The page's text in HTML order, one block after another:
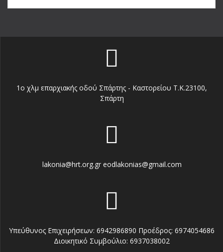
1o χλμ επαρχιακής οδού Σπάρτης - Καστορείου Τ.Κ.23100,
Σπάρτη
lakonia@hrt.org.gr eodlakonias@gmail.com
Υπεύθυνος Επιχειρήσεων: 6942986890 Προέδρος: 6974054686
Διοικητικό Συμβούλιο: 6937038002